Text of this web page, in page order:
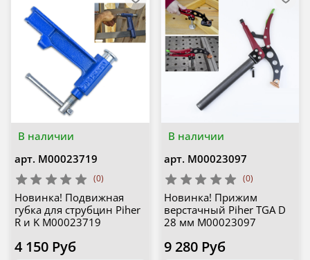
В наличии
арт. М00023719
(0)
Новинка! Подвижная
губка для струбцин Piher
R и K М00023719
4 150 Руб
В наличии
арт. М00023097
(0)
Новинка! Прижим
верстачный Piher TGA D
28 мм М00023097
9 280 Руб